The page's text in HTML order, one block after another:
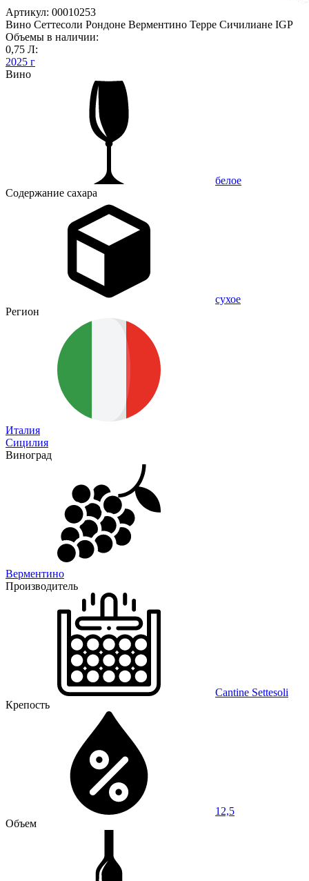
Артикул: 00010253
Вино Сеттесоли Рондоне Верментино Терре Сичилиане IGP
Объемы в наличии:
0,75 Л:
2025 г
Вино
белое
Содержание сахара
сухое
Регион
Италия
Сицилия
Виноград
Верментино
Производитель
Cantine Settesoli
Крепость
12,5
Объем